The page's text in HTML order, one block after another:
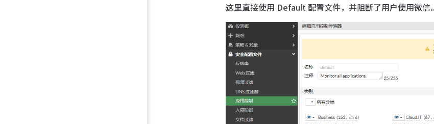
这里直接使用 Default 配置文件，并阻断了用户使用微信。